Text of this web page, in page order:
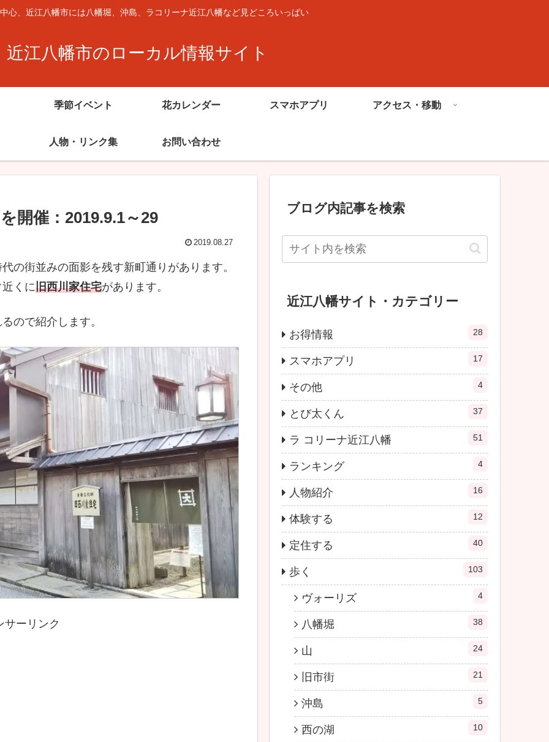
心、近江八幡市には八幡堀、沖島、ラコリーナ近江八幡など見どころいっぱい
近江八幡市のローカル情報サイト
季節イベント 花カレンダー スマホアプリ アクセス・移動
人物・リンク集 お問い合わせ
開催：2019.9.1～29
2019.08.27
の街並みの面影を残す新町通りがあります。
くに旧西川家住宅があります。
ので紹介します。
サーリンク
ブログ内記事を検索
近江八幡サイト・カテゴリー
お得情報 28
スマホアプリ 17
その他 4
とび太くん 37
ラ コリーナ近江八幡 51
ランキング 4
人物紹介 16
体験する 12
定住する 40
歩く 103
ヴォーリズ 4
八幡堀 38
山 24
旧市街 21
沖島 5
西の湖 10